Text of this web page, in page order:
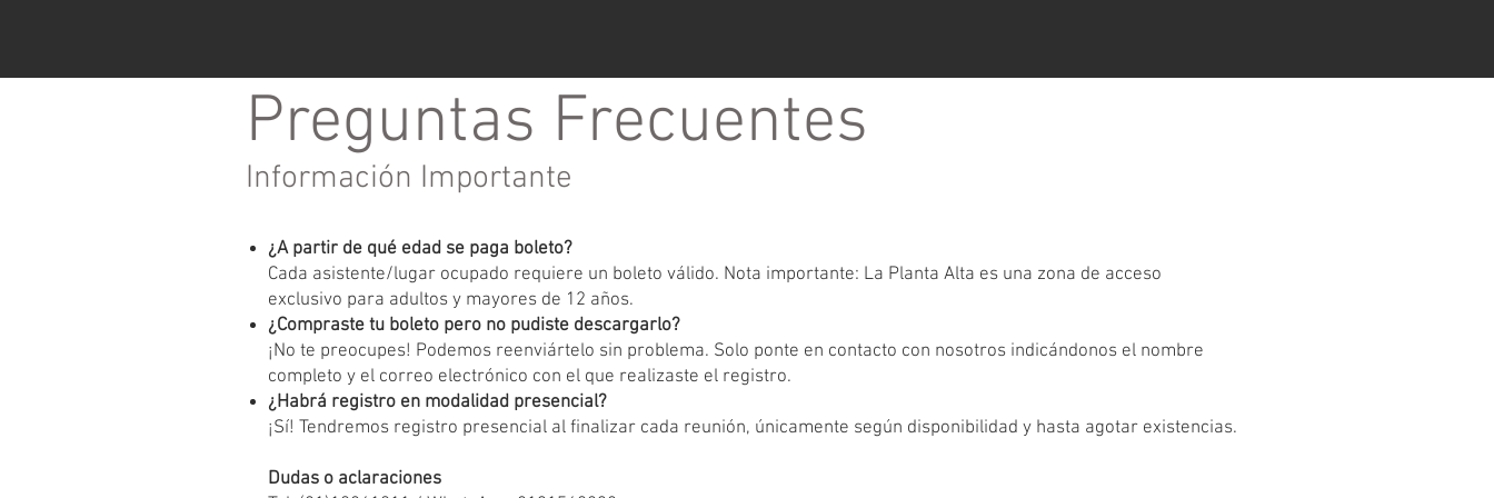
Preguntas Frecuentes
Información Importante
¿A partir de qué edad se paga boleto?
Cada asistente/lugar ocupado requiere un boleto válido. Nota importante: La Planta Alta es una zona de acceso
exclusivo para adultos y mayores de 12 años.
¿Compraste tu boleto pero no pudiste descargarlo?
¡No te preocupes! Podemos reenviártelo sin problema. Solo ponte en contacto con nosotros indicándonos el nombre
completo y el correo electrónico con el que realizaste el registro.
¿Habrá registro en modalidad presencial?
¡Sí! Tendremos registro presencial al finalizar cada reunión, únicamente según disponibilidad y hasta agotar existencias.
Dudas o aclaraciones